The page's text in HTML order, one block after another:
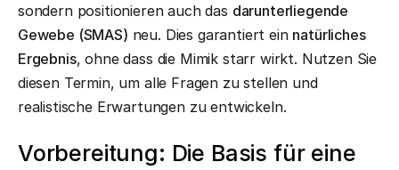
sondern positionieren auch das darunterliegende
Gewebe (SMAS) neu. Dies garantiert ein natürliches
Ergebnis, ohne dass die Mimik starr wirkt. Nutzen Sie
diesen Termin, um alle Fragen zu stellen und
realistische Erwartungen zu entwickeln.
Vorbereitung: Die Basis für eine